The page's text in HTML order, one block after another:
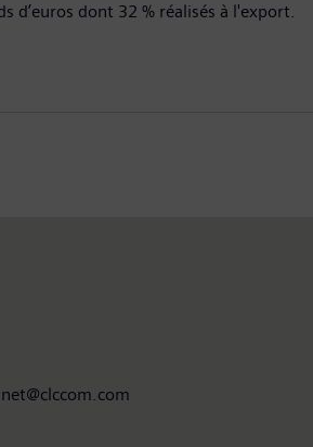
d’euros dont 32 % réalisés à l'export.